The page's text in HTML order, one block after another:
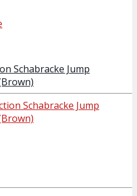
Schabracke Jump